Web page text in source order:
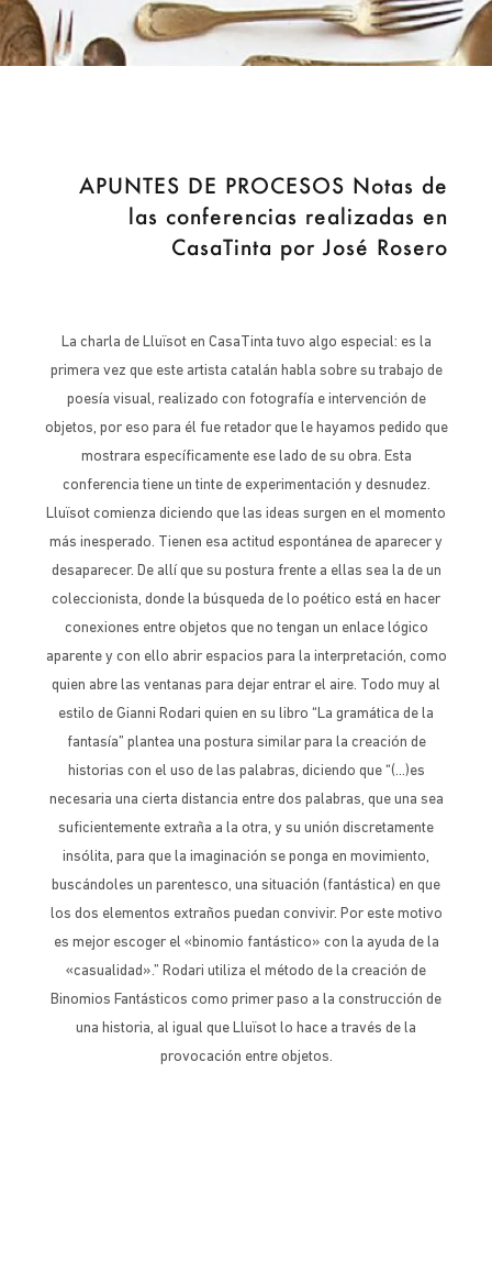
APUNTES DE PROCESOS Notas de
las conferencias realizadas en
CasaTinta por José Rosero
La charla de Lluïsot en CasaTinta tuvo algo especial: es la
primera vez que este artista catalán habla sobre su trabajo de
poesía visual, realizado con fotografía e intervención de
objetos, por eso para él fue retador que le hayamos pedido que
mostrara específicamente ese lado de su obra. Esta
conferencia tiene un tinte de experimentación y desnudez.
Lluïsot comienza diciendo que las ideas surgen en el momento
más inesperado. Tienen esa actitud espontánea de aparecer y
desaparecer. De allí que su postura frente a ellas sea la de un
coleccionista, donde la búsqueda de lo poético está en hacer
conexiones entre objetos que no tengan un enlace lógico
aparente y con ello abrir espacios para la interpretación, como
quien abre las ventanas para dejar entrar el aire. Todo muy al
estilo de Gianni Rodari quien en su libro “La gramática de la
fantasía” plantea una postura similar para la creación de
historias con el uso de las palabras, diciendo que “(…)es
necesaria una cierta distancia entre dos palabras, que una sea
suficientemente extraña a la otra, y su unión discretamente
insólita, para que la imaginación se ponga en movimiento,
buscándoles un parentesco, una situación (fantástica) en que
los dos elementos extraños puedan convivir. Por este motivo
es mejor escoger el «binomio fantástico» con la ayuda de la
«casualidad».” Rodari utiliza el método de la creación de
Binomios Fantásticos como primer paso a la construcción de
una historia, al igual que Lluïsot lo hace a través de la
provocación entre objetos.